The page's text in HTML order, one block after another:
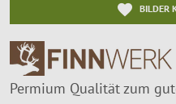
BILDER
Permium Qualität zum